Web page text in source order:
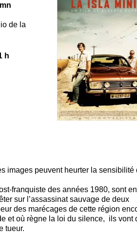
de la
h
images peuvent heurter la sensibilité
franquiste des années 1980, sont
sur l’assassinat sauvage de deux
des marécages de cette région
et où règne la loi du silence, ils vont
tueur.